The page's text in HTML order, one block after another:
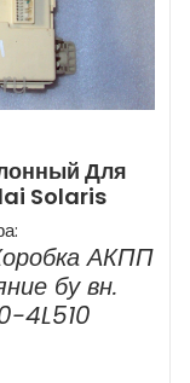
Для
Solaris
АКПП
бу вн.
4L510